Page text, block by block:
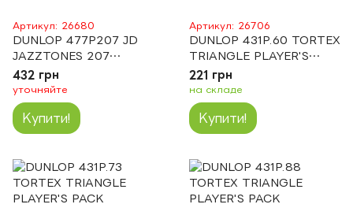
Артикул: 26680
DUNLOP 477P207 JD
JAZZTONES 207
PLAYER'S PACK
432 грн
уточняйте
Купити!
Артикул: 26706
DUNLOP 431P.60 TORTEX
TRIANGLE PLAYER'S
PACK
221 грн
на складе
Купити!